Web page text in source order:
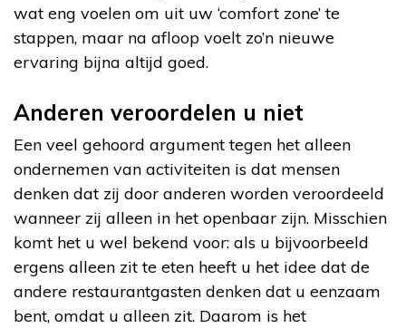
wat eng voelen om uit uw ‘comfort zone’ te
stappen, maar na afloop voelt zo’n nieuwe
ervaring bijna altijd goed.
Anderen veroordelen u niet
Een veel gehoord argument tegen het alleen
ondernemen van activiteiten is dat mensen
denken dat zij door anderen worden veroordeeld
wanneer zij alleen in het openbaar zijn. Misschien
komt het u wel bekend voor: als u bijvoorbeeld
ergens alleen zit te eten heeft u het idee dat de
andere restaurantgasten denken dat u eenzaam
bent, omdat u alleen zit. Daarom is het